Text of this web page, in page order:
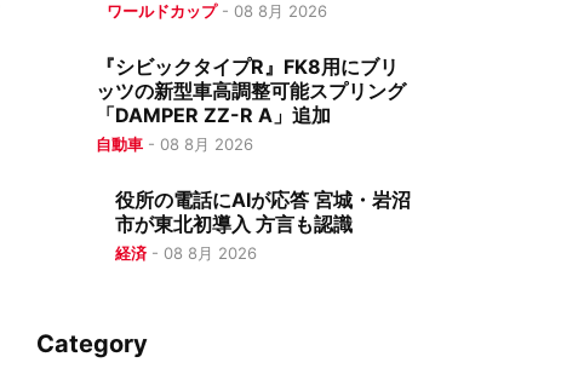
ワールドカップ- 08 8月 2026
『シビックタイプR』FK8用にブリ
ッツの新型車高調整可能スプリング
「DAMPER ZZ-R A」追加
自動車- 08 8月 2026
役所の電話にAIが応答 宮城・岩沼
市が東北初導入 方言も認識
経済 -08 8月 2026
Category